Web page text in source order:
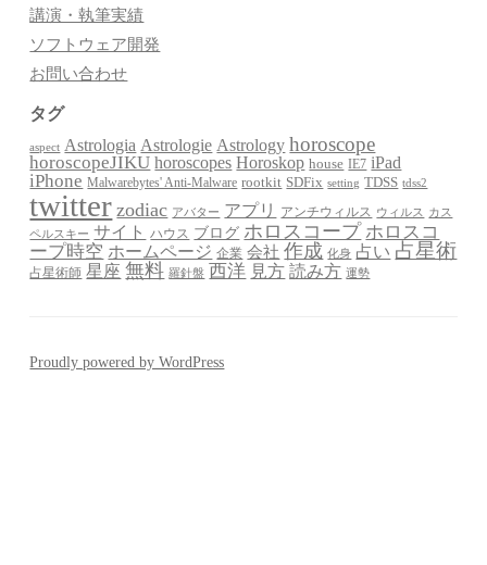
講演・執筆実績
ソフトウェア開発
お問い合わせ
タグ
aspect Astrologia Astrologie Astrology horoscope
horoscopeJIKU horoscopes Horoskop house IE7 iPad
iPhone Malwarebytes' Anti-Malware rootkit SDFix setting TDSS tdss2
twitter zodiac アバター アプリ アンチウィルス ウィルス カス
ペルスキー サイト ハウス ブログ ホロスコープ ホロスコ
ープ時空 ホームページ 企業 会社 作成 化身 占い 占星術
占星術師 星座 無料 羅針盤 西洋 見方 読み方 運勢
Proudly powered by WordPress